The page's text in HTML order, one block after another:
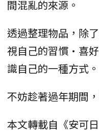
間混亂的來源。
透過整理物品，除
視自己的習慣·喜
識自己的一種方式。
不妨趁著過年期間
本文轉載自《安可